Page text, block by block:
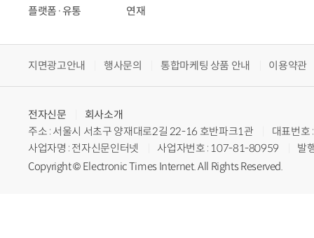
플랫폼·유통
연재
지면광고안내 행사문의 통합마케팅 상품 안내 이용약관
전자신문
회사소개
주소 : 서울시 서초구 양재대로2길 22-16 호반파크1관
대표번
사업자명 : 전자신문인터넷
사업자번호 : 107-81-80959
발
Copyright © Electronic Times Internet. All Rights Reserved.